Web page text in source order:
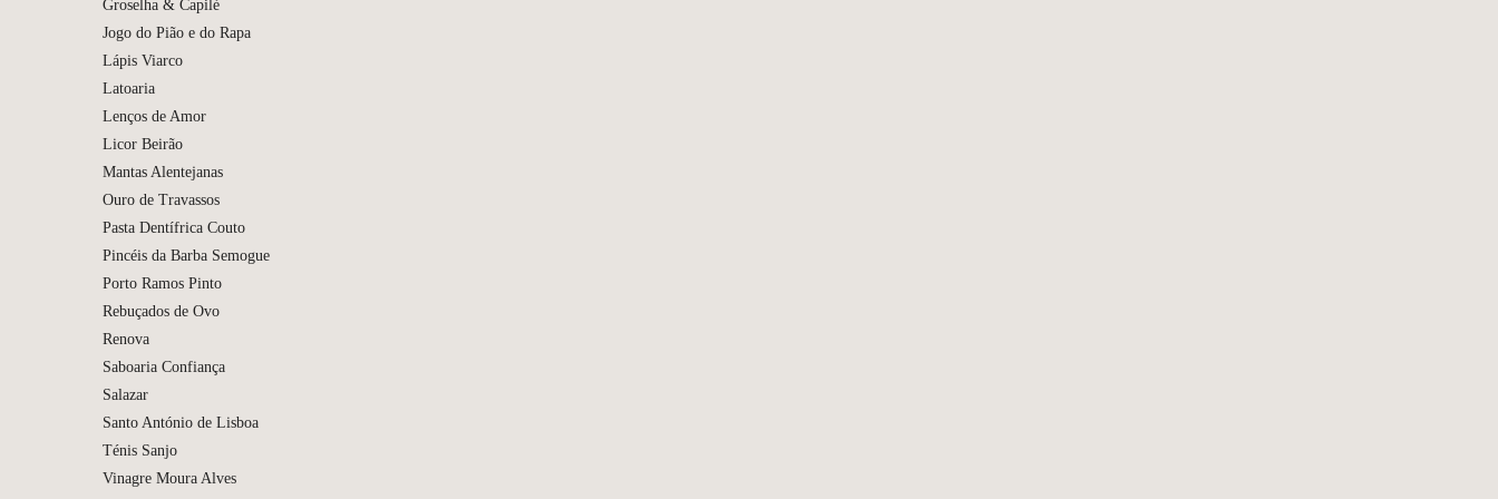
Groselha & Capilé
Jogo do Pião e do Rapa
Lápis Viarco
Latoaria
Lenços de Amor
Licor Beirão
Mantas Alentejanas
Ouro de Travassos
Pasta Dentífrica Couto
Pincéis da Barba Semogue
Porto Ramos Pinto
Rebuçados de Ovo
Renova
Saboaria Confiança
Salazar
Santo António de Lisboa
Ténis Sanjo
Vinagre Moura Alves